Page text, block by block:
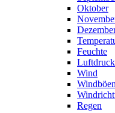
Oktober
Feuchte
Luftdruck
Wind
Windböen
Regen